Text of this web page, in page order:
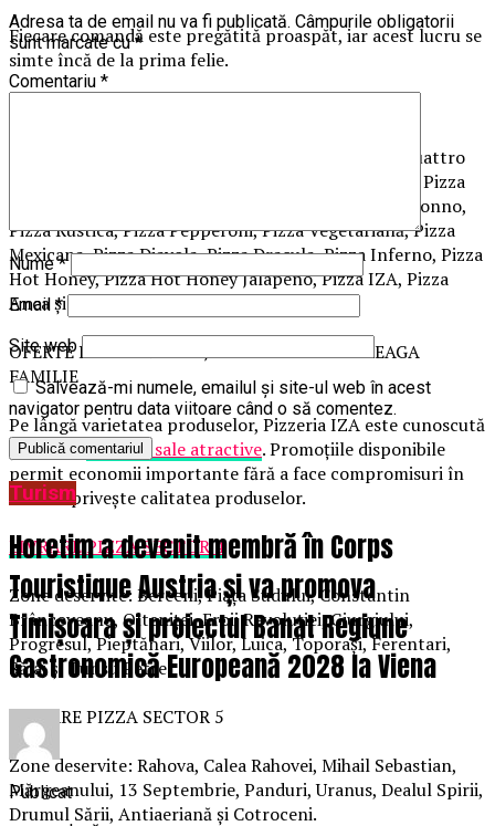
Fiecare comandă este pregătită proaspăt, iar acest lucru se
simte încă de la prima felie.
Pizza Margherita, Pizza Prosciutto Funghi, Pizza Quattro
Formaggi, Pizza Quattro Stagioni, Pizza Capriciosa, Pizza
Carbonara, Pizza Carnivora, Pizza Suprema, Pizza Tonno,
Pizza Rustica, Pizza Pepperoni, Pizza Vegetariană, Pizza
Mexicana, Pizza Diavola, Pizza Dracula, Pizza Inferno, Pizza
Hot Honey, Pizza Hot Honey Jalapeno, Pizza IZA, Pizza
Anca și Pizza Bambino.
OFERTE PIZZA AVANTAJOASE PENTRU ÎNTREAGA
FAMILIE
Pe lângă varietatea produselor, Pizzeria IZA este cunoscută
și pentruofertele sale atractive. Promoțiile disponibile
permit economii importante fără a face compromisuri în
ceea ce privește calitatea produselor.
LIVRARE PIZZA SECTOR 4
Zone deservite: Berceni, Piața Sudului, Constantin
Brâncoveanu, Olteniței, Eroii Revoluției, Giurgiului,
Progresul, Pieptănari, Viilor, Luica, Toporași, Ferentari,
Sălaj și Tunsu Petre.
LIVRARE PIZZA SECTOR 5
Zone deservite: Rahova, Calea Rahovei, Mihail Sebastian,
Mărgeanului, 13 Septembrie, Panduri, Uranus, Dealul Spirii,
Drumul Sării, Antiaeriană și Cotroceni.
Adresa ta de email nu va fi publicată. Câmpurile obligatorii
sunt marcate cu*
Comentariu *
Nume*
Email*
Site web
Salvează-mi numele, emailul și site-ul web în acest
navigator pentru data viitoare când o să comentez.
Turism
Horetim a devenit membră în Corps
Touristique Austria și va promova
Timișoara și proiectul Banat Regiune
Gastronomică Europeană 2028 la Viena
Publicat